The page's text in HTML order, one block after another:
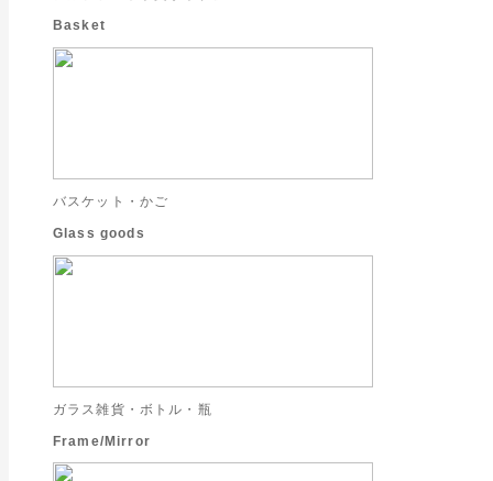
Basket
バスケット・かご
Glass goods
ガラス雑貨・ボトル・瓶
Frame/Mirror